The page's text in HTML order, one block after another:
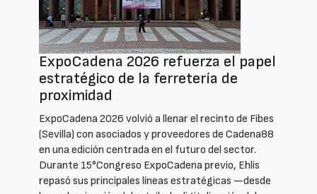
ExpoCadena 2026 refuerza el papel
estratégico de la ferretería de
proximidad
ExpoCadena 2026 volvió a llenar el recinto de Fibes
(Sevilla) con asociados y proveedores de Cadena88
en una edición centrada en el futuro del sector.
Durante 15°Congreso ExpoCadena previo, Ehlis
repasó sus principales líneas estratégicas —desde